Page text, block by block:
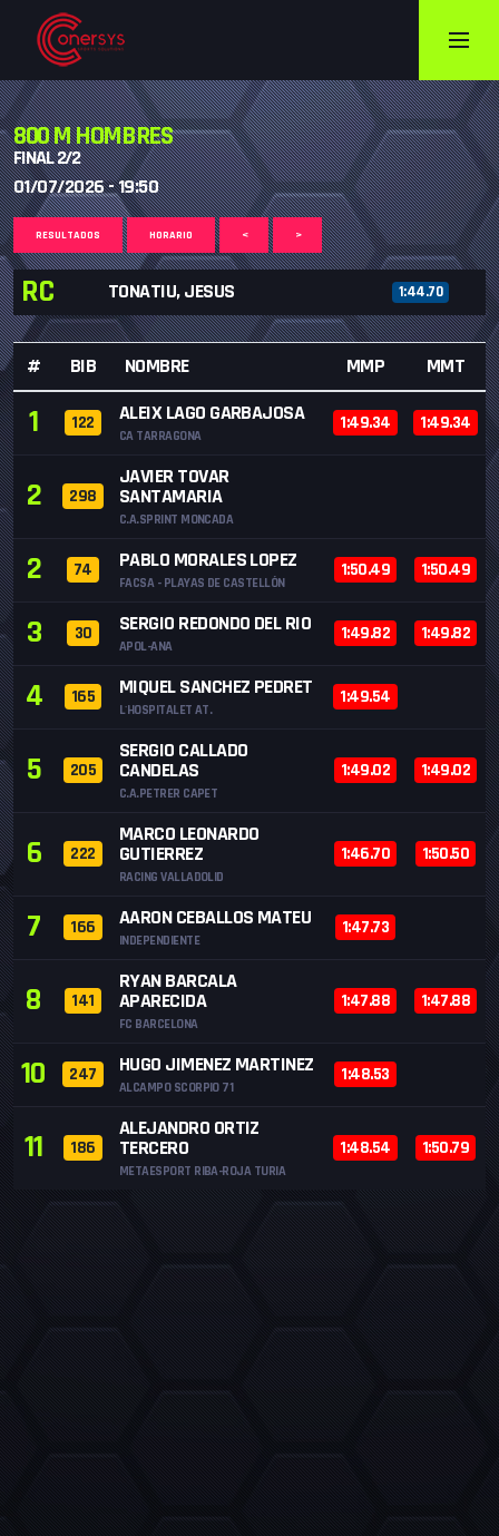
800 M HOMBRES
FINAL 2/2
01/07/2026 - 19:50
RESULTADOS HORARIO < >
RC TONATIU, JESUS 1:44.70
# BIB NOMBRE MMP MMT
1 122 ALEIX LAGO GARBAJOSA
CA TARRAGONA
1:49.34 1:49.34
2 298
JAVIER TOVAR
SANTAMARIA
C.A.SPRINT MONCADA
2 74 PABLO MORALES LOPEZ
FACSA - PLAYAS DE CASTELLÓN
1:50.49 1:50.49
3 30 SERGIO REDONDO DEL RIO
APOL-ANA
1:49.82 1:49.82
4 165 MIQUEL SANCHEZ PEDRET
L'HOSPITALET AT.
1:49.54
5 205
SERGIO CALLADO
CANDELAS
C.A.PETRER CAPET
1:49.02 1:49.02
6 222
MARCO LEONARDO
GUTIERREZ
RACING VALLADOLID
1:46.70 1:50.50
7 166 AARON CEBALLOS MATEU
INDEPENDIENTE
1:47.73
8 141
RYAN BARCALA
APARECIDA
FC BARCELONA
1:47.88 1:47.88
10 247 HUGO JIMENEZ MARTINEZ
ALCAMPO SCORPIO 71
1:48.53
11 186
ALEJANDRO ORTIZ
TERCERO
METAESPORT RIBA-ROJA TURIA
1:48.54 1:50.79